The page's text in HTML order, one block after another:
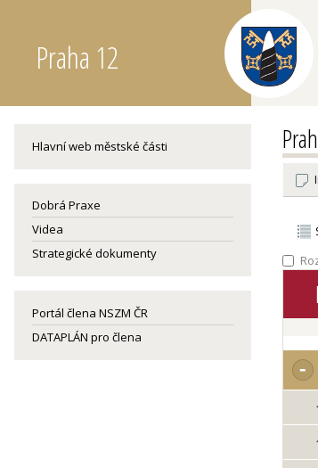
Praha 12
Hlavní web městské části
Dobrá Praxe
Videa
Strategické dokumenty
Portál člena NSZM ČR
DATAPLÁN pro člena